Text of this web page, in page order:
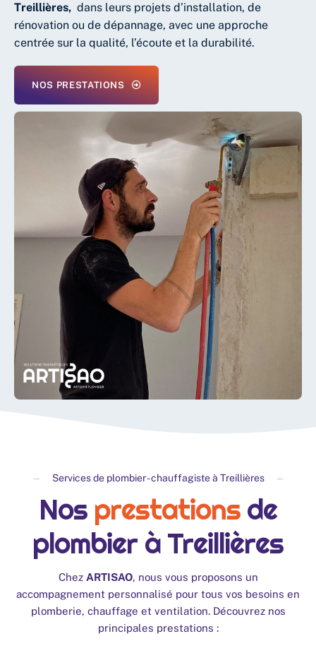
Treillières, dans leurs projets d’installation, de
rénovation ou de dépannage, avec une approche
centrée sur la qualité, l’écoute et la durabilité.
NOS PRESTATIONS
Services de plombier - chauffagiste à Treillières
Nos prestationsde
plombier à Treillières
Chez ARTISAO, nous vous proposons un
accompagnement personnalisé pour tous vos besoins en
plomberie, chauffage et ventilation. Découvrez nos
principales prestations :